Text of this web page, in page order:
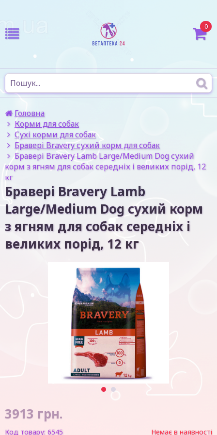
0
Головна
Корми для собак
Сухі корми для собак
Бравері Bravery сухий корм для собак
Бравері Bravery Lamb Large/Medium Dog сухий
корм з ягням для собак середніх і великих порід, 12
кг
Бравері Bravery Lamb
Large/Medium Dog сухий корм
з ягням для собак середніх і
великих порід, 12 кг
1 2
3913 грн.
Код товару: 6545 Немає в наявності